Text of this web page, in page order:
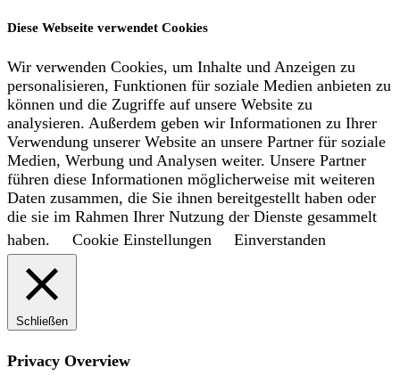
Diese Webseite verwendet Cookies
Wir verwenden Cookies, um Inhalte und Anzeigen zu
personalisieren, Funktionen für soziale Medien anbieten zu
können und die Zugriffe auf unsere Website zu
analysieren. Außerdem geben wir Informationen zu Ihrer
Verwendung unserer Website an unsere Partner für soziale
Medien, Werbung und Analysen weiter. Unsere Partner
führen diese Informationen möglicherweise mit weiteren
Daten zusammen, die Sie ihnen bereitgestellt haben oder
die sie im Rahmen Ihrer Nutzung der Dienste gesammelt
haben.
Cookie Einstellungen Einverstanden
Schließen
Privacy Overview